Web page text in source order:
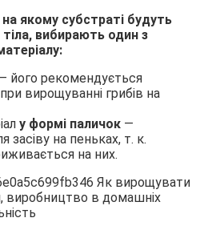
якому субстраті будуть
вибирають один з
його рекомендується
вирощуванні грибів на
у формі паличок —
засіву на пеньках, т. к.
на них.